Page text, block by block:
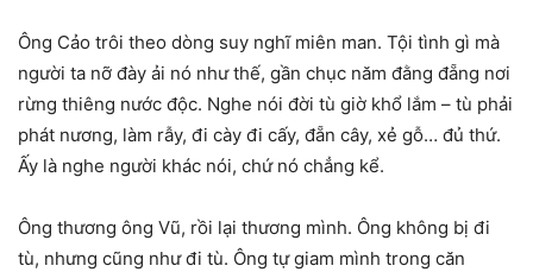
Ông Cảo trôi theo dòng suy nghĩ miên man. Tội tình gì mà
người ta nỡ đày ải nó như thế, gần chục năm đằng đẵng nơi
rừng thiêng nước độc. Nghe nói đời tù giờ khổ lắm – tù phải
phát nương, làm rẫy, đi cày đi cấy, đẵn cây, xẻ gỗ… đủ thứ.
Ấy là nghe người khác nói, chứ nó chẳng kể.
Ông thương ông Vũ, rồi lại thương mình. Ông không bị đi
tù, nhưng cũng như đi tù. Ông tự giam mình trong căn